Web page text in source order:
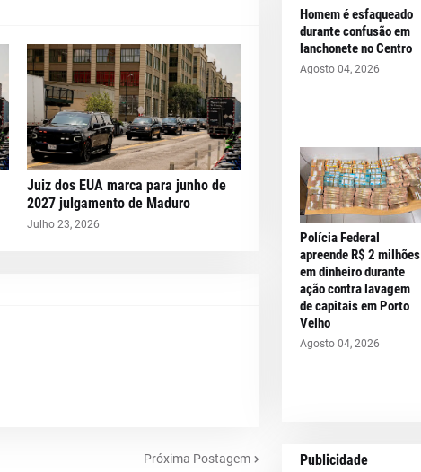
Juiz dos EUA marca para junho de
2027 julgamento de Maduro
Julho 23, 2026
Próxima Postagem
Homem é esfaqueado
durante confusão em
lanchonete no Centro
Agosto 04, 2026
Polícia Federal
apreende R$ 2 milhões
em dinheiro durante
ação contra lavagem
de capitais em Porto
Velho
Agosto 04, 2026
Publicidade